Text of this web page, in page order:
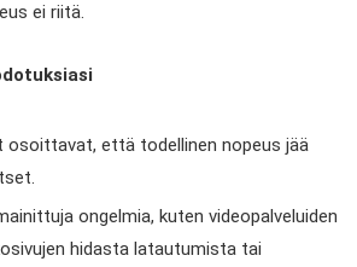
ei riitä.
että todellinen nopeus jää
ongelmia, kuten videopalveluiden
hidasta latautumista tai